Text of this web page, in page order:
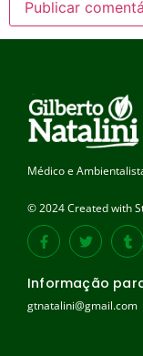
Médico e
© 2024 Created with
Informação
gtnatalini@gmail.com